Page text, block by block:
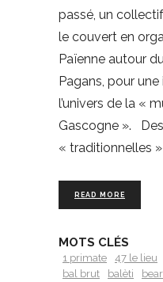
passé, un
le couvert en
Païenne autour
Pagans, pour
l’univers de la «
Gascogne ».
« traditionnelles »
READ MORE
MOTS CLÉS
1 primate 47 le lieu
bal brut
balèti